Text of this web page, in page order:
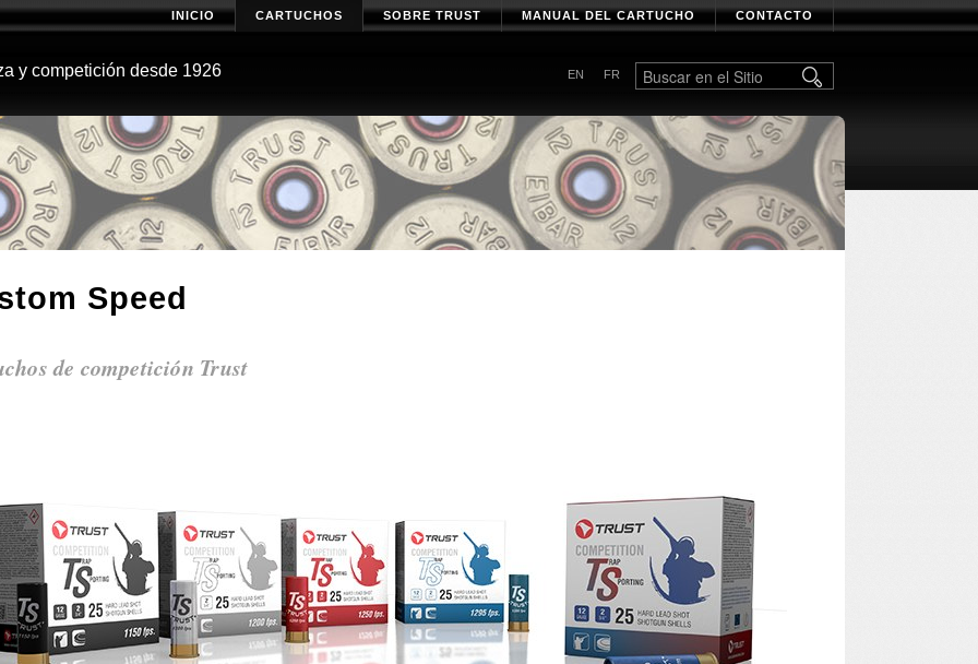
INICIO CARTUCHOS SOBRE TRUST MANUAL DEL CARTUCHO CONTACTO
EN FR
y competición desde 1926
Speed
de competición Trust